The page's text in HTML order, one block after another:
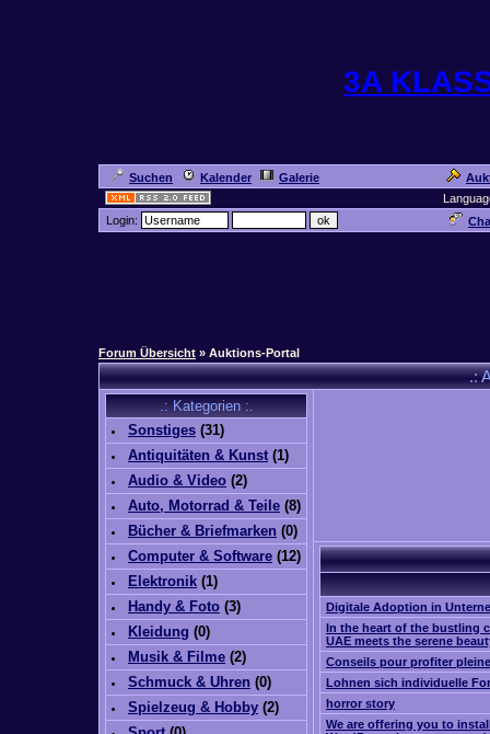
3A
Suchen Kalender Galerie
Login:
Forum Übersicht » Auktions-Portal
.:
.: Kategorien :.
Sonstiges (31)
Antiquitäten & Kunst (1)
Audio & Video (2)
Auto, Motorrad & Teile (8)
Bücher & Briefmarken (0)
Computer & Software (12)
Elektronik (1)
Handy & Foto (3)
Kleidung (0)
Musik & Filme (2)
Schmuck & Uhren (0)
Spielzeug & Hobby (2)
Digitale Adoption in
In the heart of the bustling
UAE meets the serene
Conseils pour profiter
Lohnen sich individuelle
horror story
We are offering you to